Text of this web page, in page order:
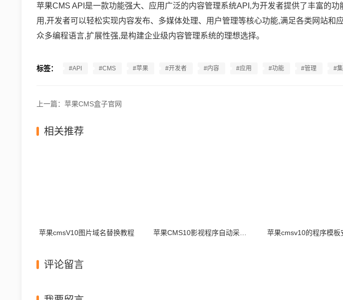
苹果CMS API是一款功能强大、应用广泛的内容管理系统API,为开发者提供了丰富的
用,开发者可以轻松实现内容发布、多媒体处理、用户管理等核心功能,满足各类网站和
众多编程语言,扩展性强,是构建企业级内容管理系统的理想选择。
标签： #API #CMS #苹果 #开发者 #内容 #应用 #功能 #管理 #
上一篇：苹果CMS盒子官网
相关推荐
苹果cmsV10图片域名替换教程 苹果CMS10影视程序自动采集教程
评论留言